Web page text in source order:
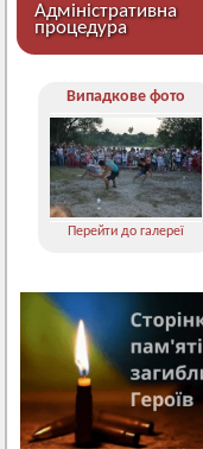
Адміністративна
процедура
Випадкове фото
Перейти до галереї